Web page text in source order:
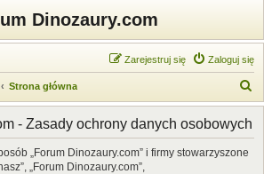
Dinozaury.com
Zaloguj się
Zarejestruj się
Strona główna
z
- Zasady ochrony danych osobowych
„Forum Dinozaury.com” i firmy stowarzyszone
„Forum Dinozaury.com”,